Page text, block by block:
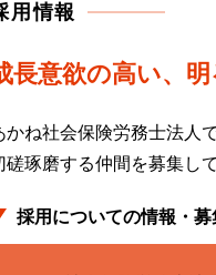
用情報
長意欲の高い、
かね社会保険労務士法人
磋琢磨する仲間を募集し
採用についての情報・